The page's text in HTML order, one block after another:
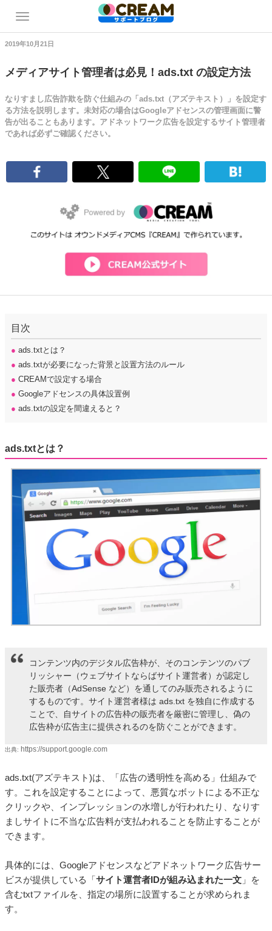
2019年10月21日
メディアサイト管理者は必見！ads.txt の設定方法
なりすまし広告詐欺を防ぐ仕組みの「ads.txt（アズテキスト）」を設定す
る方法を説明します。未対応の場合はGoogleアドセンスの管理画面に警
告が出ることもあります。アドネットワーク広告を設定するサイト管理者
であれば必ずご確認ください。
目次
● ads.txtとは？
● ads.txtが必要になった背景と設置方法のルール
● CREAMで設定する場合
● Googleアドセンスの具体設置例
● ads.txtの設定を間違えると？
ads.txtとは？
コンテンツ内のデジタル広告枠が、そのコンテンツのパブ
リッシャー（ウェブサイトならばサイト運営者）が認定し
た販売者（AdSense など）を通してのみ販売されるように
するものです。サイト運営者様は ads.txt を独自に作成する
ことで、自サイトの広告枠の販売者を厳密に管理し、偽の
広告枠が広告主に提供されるのを防ぐことができます。
出典: https://support.google.com
ads.txt(アズテキスト)は、「広告の透明性を高める」仕組みで
す。これを設定することによって、悪質なボットによる不正な
クリックや、インプレッションの水増しが行われたり、なりす
ましサイトに不当な広告料が支払われることを防止することが
できます。
具体的には、Googleアドセンスなどアドネットワーク広告サー
ビスが提供している「サイト運営者IDが組み込まれた一文 」を
含むtxtファイルを、指定の場所に設置することが求められま
す。